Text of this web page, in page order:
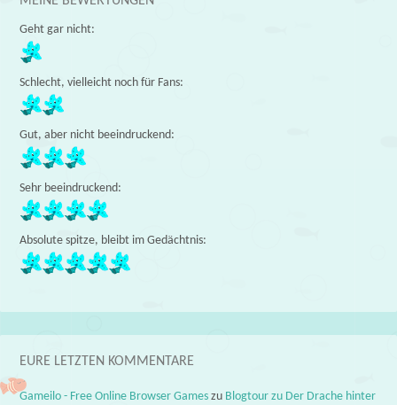
Geht gar nicht:
Schlecht, vielleicht noch für Fans:
Gut, aber nicht beeindruckend:
Sehr beeindruckend:
Absolute spitze, bleibt im Gedächtnis:
EURE LETZTEN KOMMENTARE
Gameilo - Free Online Browser Games zu Blogtour zu Der Drache hinter